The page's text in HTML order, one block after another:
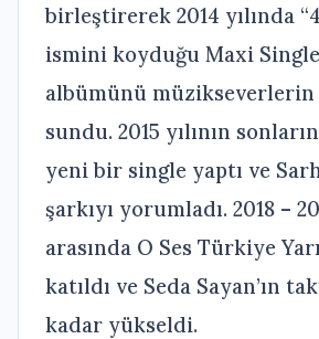
birleştirerek 2014 yılında
ismini koyduğu Maxi
albümünü müzikseverlerin
sundu. 2015 yılının
yeni bir single yaptı ve
şarkıyı yorumladı. 2018 –
arasında O Ses Türkiye
katıldı ve Seda Sayan’ın
kadar yükseldi.